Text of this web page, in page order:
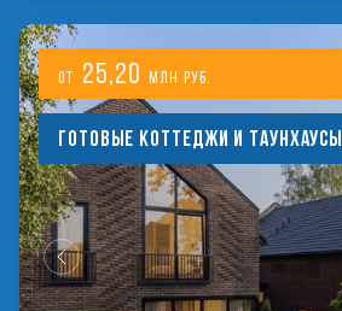
от 25,20 млн руб.
Готовые коттеджи и таунхаусы